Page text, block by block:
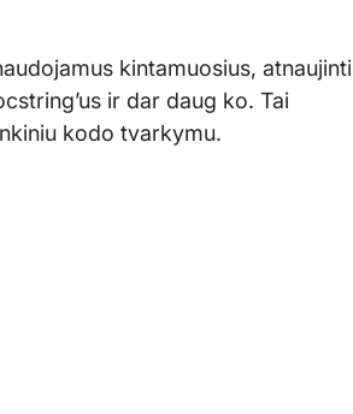
kintamuosius, atnaujinti
ir dar daug ko. Tai
kodo tvarkymu.